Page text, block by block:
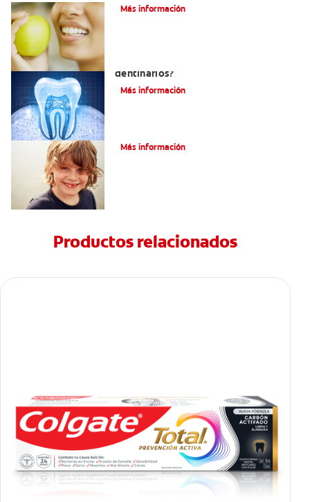
Más información
dentinarios?
Más información
Más información
Productos relacionados